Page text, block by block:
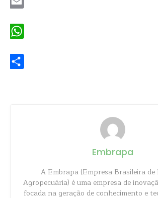
Embrapa
A Embrapa (Empresa Brasileira de
Agropecuária) é uma empresa de
focada na geração de conhecimento e